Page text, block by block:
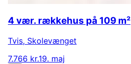
4 vær. rækkehus på 109 m²
Tvis, Skolevænget
7.766 kr.19. maj